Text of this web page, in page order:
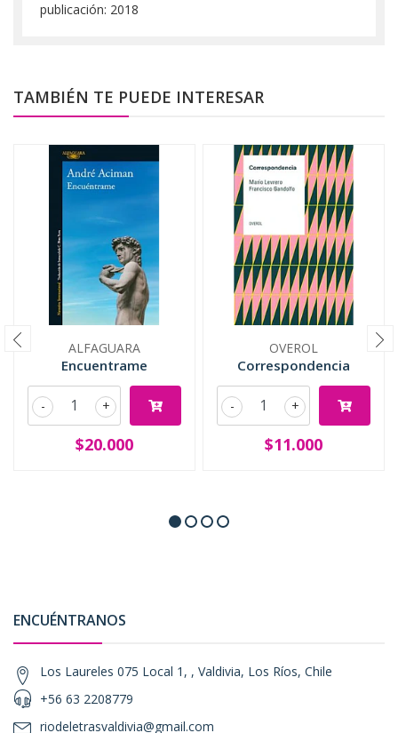
publicación: 2018
TAMBIÉN TE PUEDE INTERESAR
ALFAGUARA
Encuentrame
+
-
$20.000
OVEROL
Correspondencia
+
-
$11.000
ENCUÉNTRANOS
Los Laureles 075 Local 1, , Valdivia, Los Ríos, Chile
+56 63 2208779
riodeletrasvaldivia@gmail.com